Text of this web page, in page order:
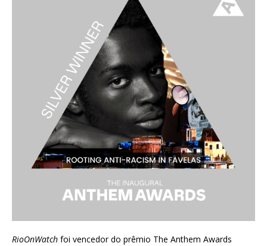
RioOnWatch foi vencedor do prêmio The Anthem Awards